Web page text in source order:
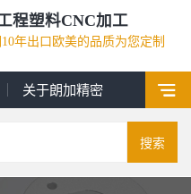
程塑料CNC加工
年出口欧美的品质为您定制
关于朗加精密
搜索